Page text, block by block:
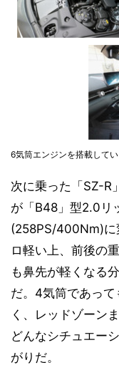
6気筒エンジンを搭載して
次に乗った「SZ-R
が「B48」型2.0リ
(258PS/400Nm)に
ロ軽い上、前後の
も鼻先が軽くなる
だ。4気筒であっ
く、レッドゾーン
どんなシチュエー
がりだ。